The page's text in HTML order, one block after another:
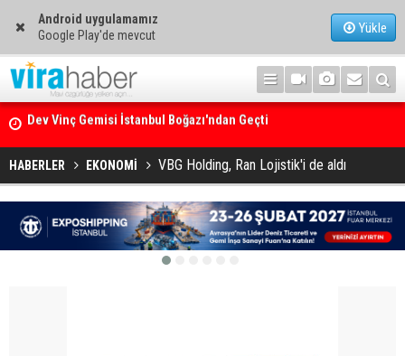
Android uygulamamız
Google Play'de mevcut
Yükle
Ege Denizi’nin En Büyük Mercan Ormanı
HABERLER EKONOMİ VBG Holding, Ran Lojistik'i de aldı